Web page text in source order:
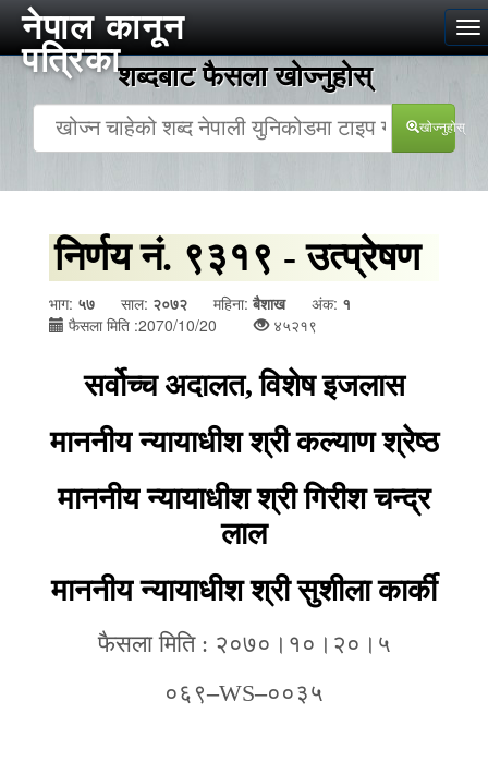
नेपाल कानून
पत्रिकाशब्दबाट फैसला खोज्‍नुहोस्
खोज्‍नुहोस्
निर्णय नं. ९३१९ - उत्प्रेषण
भाग: ५७ साल: २०७२ महिना:बैशाख अंक: १
फैसला मिति :2070/10/20
४५२१९
सर्वोच्च अदालत, विशेष इजलास
माननीय न्यायाधीश श्री कल्याण श्रेष्ठ
माननीय न्यायाधीश श्री गिरीश चन्द्र
लाल
माननीय न्यायाधीश श्री सुशीला कार्की
फैसलामिति : २०७० ।१०।२०।५
०६९–WS–००३५